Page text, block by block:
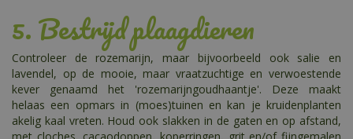
5. Bestrijd plaagdieren
Controleer de rozemarijn, maar bijvoorbeeld ook salie en
lavendel, op de mooie, maar vraatzuchtige en verwoestende
kever genaamd het 'rozemarijngoudhaantje'. Deze maakt
helaas een opmars in (moes)tuinen en kan je kruidenplanten
akelig kaal vreten. Houd ook slakken in de gaten en op afstand,